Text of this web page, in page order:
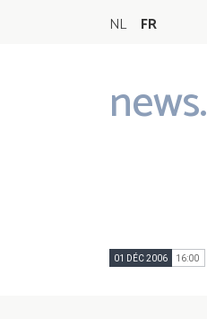
NL FR
news.
Main
navigation
01 DÉC 2006 16:00